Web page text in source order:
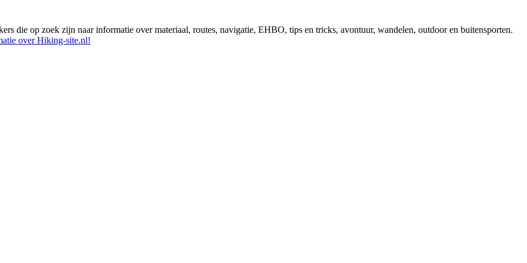
die op zoek zijn naar informatie over materiaal, routes, navigatie, EHBO, tips en tricks, avontuur, wandelen, outdoor en buitensporten.
over Hiking-site.nl!